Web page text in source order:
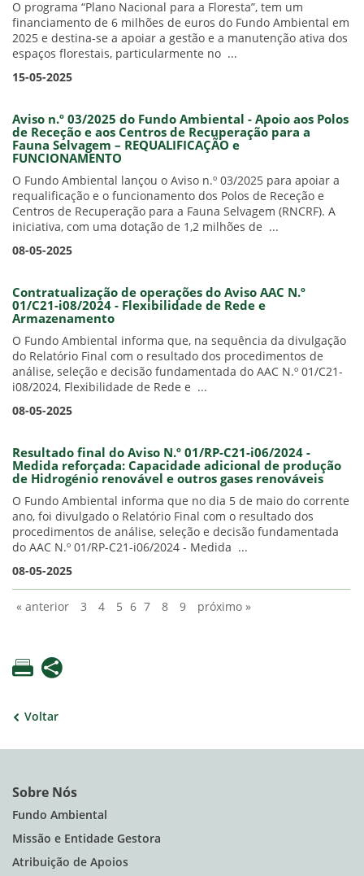
O programa “Plano Nacional para a Floresta”, tem um
financiamento de 6 milhões de euros do Fundo Ambiental em
2025 e destina-se a apoiar a gestão e a manutenção ativa dos
espaços florestais, particularmente no ...
15-05-2025
Aviso n.º 03/2025 do Fundo Ambiental - Apoio aos Polos
de Receção e aos Centros de Recuperação para a
Fauna Selvagem – REQUALIFICAÇÃO e
FUNCIONAMENTO
O Fundo Ambiental lançou o Aviso n.º 03/2025 para apoiar a
requalificação e o funcionamento dos Polos de Receção e
Centros de Recuperação para a Fauna Selvagem (RNCRF). A
iniciativa, com uma dotação de 1,2 milhões de ...
08-05-2025
Contratualização de operações do Aviso AAC N.º
01/C21-i08/2024 - Flexibilidade de Rede e
Armazenamento
O Fundo Ambiental informa que, na sequência da divulgação
do Relatório Final com o resultado dos procedimentos de
análise, seleção e decisão fundamentada do AAC N.º 01/C21-
i08/2024, Flexibilidade de Rede e ...
08-05-2025
Resultado final do Aviso N.º 01/RP-C21-i06/2024 -
Medida reforçada: Capacidade adicional de produção
de Hidrogénio renovável e outros gases renováveis
O Fundo Ambiental informa que no dia 5 de maio do corrente
ano, foi divulgado o Relatório Final com o resultado dos
procedimentos de análise, seleção e decisão fundamentada
do AAC N.º 01/RP-C21-i06/2024 - Medida ...
08-05-2025
« anterior 3 4 5 6 7 8 9 próximo »
Voltar
Sobre Nós
Fundo Ambiental
Missão e Entidade Gestora
Atribuição de Apoios